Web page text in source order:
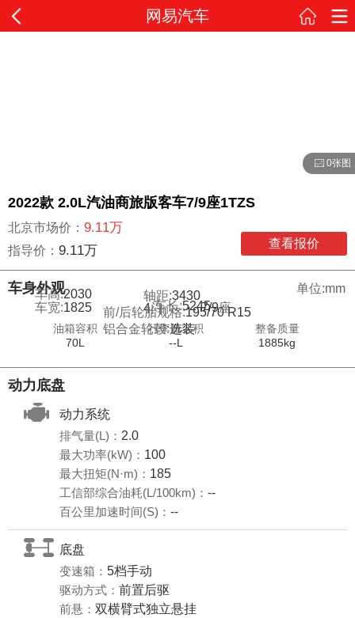
网易汽车
0张图
2022款 2.0L汽油商旅版客车7/9座1TZS
北京市场价： 9.11万
指导价： 9.11万 查看报价
车身外观
单位:mm
车长:5245
车宽:1825 7/9座
4门
车高:2030 轴距:3430
前/后轮胎规格:195/70 R15
铝合金轮毂:选装
油箱容积
70L
行李舱容积
--L
整备质量
1885kg
动力底盘
动力系统
排气量(L)： 2.0
最大功率(kW)： 100
最大扭矩(N·m)： 185
工信部综合油耗(L/100km)： --
百公里加速时间(S)： --
底盘
变速箱： 5档手动
驱动方式： 前置后驱
前悬： 双横臂式独立悬挂